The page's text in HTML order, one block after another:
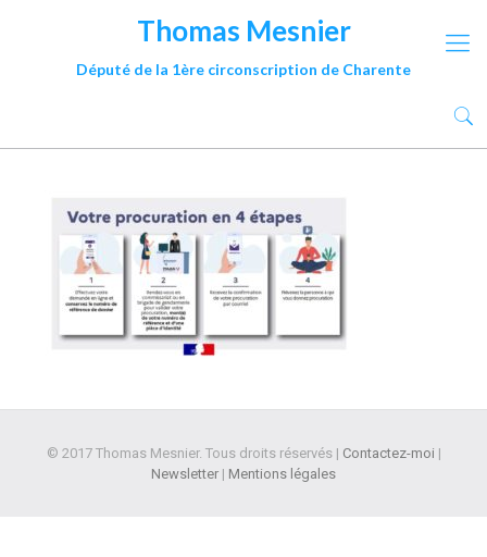
Thomas Mesnier
Député de la 1ère circonscription de Charente
© 2017 Thomas Mesnier. Tous droits réservés | Contactez-moi |
Newsletter | Mentions légales